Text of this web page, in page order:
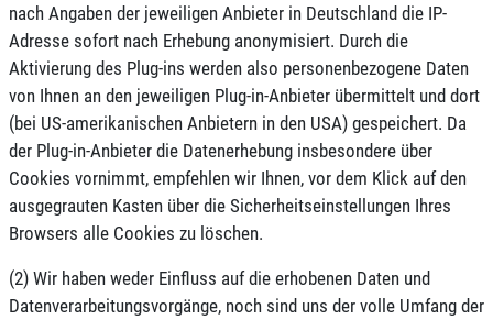
nach Angaben der jeweiligen Anbieter in Deutschland die IP-
Adresse sofort nach Erhebung anonymisiert. Durch die
Aktivierung des Plug-ins werden also personenbezogene Daten
von Ihnen an den jeweiligen Plug-in-Anbieter übermittelt und dort
(bei US-amerikanischen Anbietern in den USA) gespeichert. Da
der Plug-in-Anbieter die Datenerhebung insbesondere über
Cookies vornimmt, empfehlen wir Ihnen, vor dem Klick auf den
ausgegrauten Kasten über die Sicherheitseinstellungen Ihres
Browsers alle Cookies zu löschen.
(2) Wir haben weder Einfluss auf die erhobenen Daten und
Datenverarbeitungsvorgänge, noch sind uns der volle Umfang der